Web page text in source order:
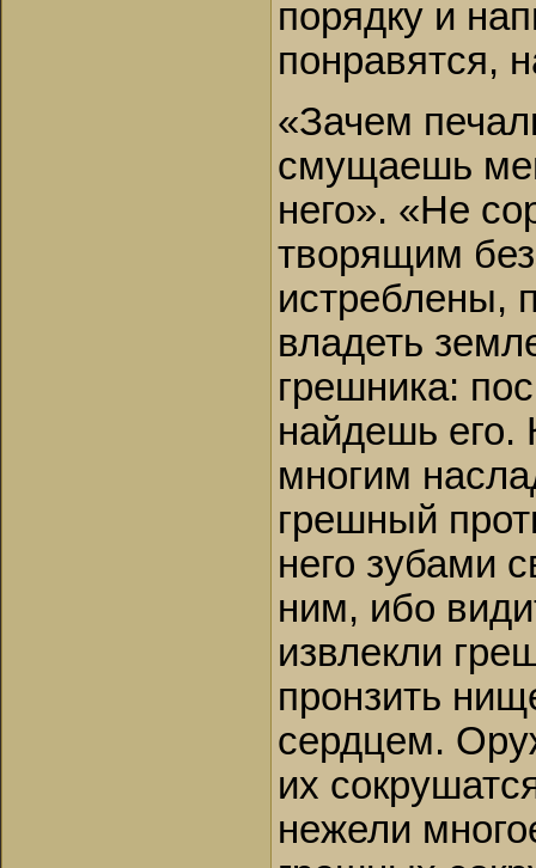
порядку и
понравятся,
«Зачем
смущаешь
него». «Не
творящим
истреблены,
владеть
грешника:
найдешь его.
многим
грешный
него зубами
ним, ибо
извлекли
пронзить
сердцем.
их
нежели